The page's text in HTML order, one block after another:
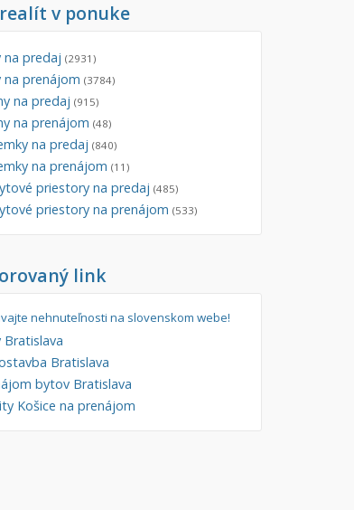
Filtre
Súkromná inzercia
Ponuka RK
Novostavba
v ponuke
na predaj (2931)
na prenájom (3784)
na predaj (915)
na prenájom (48)
na predaj (840)
na prenájom (11)
priestory na predaj (485)
priestory na prenájom (533)
link
nehnuteľnosti na slovenskom webe!
Bratislava
Bratislava
bytov Bratislava
Košice na prenájom